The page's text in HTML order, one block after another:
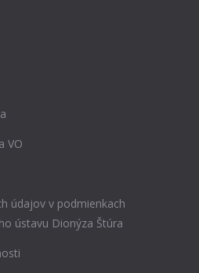
VO
údajov v podmienkach
ústavu Dionýza Štúra